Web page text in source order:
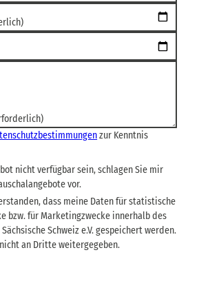
zur Kenntnis
nicht verfügbar sein, schlagen Sie mir
vor.
dass meine Daten für statistische
bzw. für Marketingzwecke innerhalb des
Schweiz e.V. gespeichert werden.
an Dritte weitergegeben.